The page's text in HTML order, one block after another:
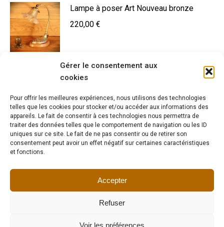
Gérer le consentement aux
cookies
Pour offrir les meilleures expériences, nous utilisons des technologies
telles que les cookies pour stocker et/ou accéder aux informations des
appareils. Le fait de consentir à ces technologies nous permettra de
traiter des données telles que le comportement de navigation ou les ID
uniques sur ce site. Le fait de ne pas consentir ou de retirer son
consentement peut avoir un effet négatif sur certaines caractéristiques
et fonctions.
Accepter
Refuser
Voir les préférences
Lampe à poser Art Nouveau bronze
220,00 €
Lampe Art Déco cafetière vintage verre
100,00€
Lampe Art Déco laiton tulipe fleur